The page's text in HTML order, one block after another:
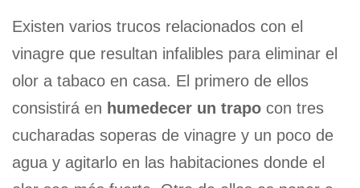
Existen varios trucos relacionados con el
vinagre que resultan infalibles para eliminar el
olor a tabaco en casa. El primero de ellos
consistirá en humedecer un trapo con tres
cucharadas soperas de vinagre y un poco de
agua y agitarlo en las habitaciones donde el